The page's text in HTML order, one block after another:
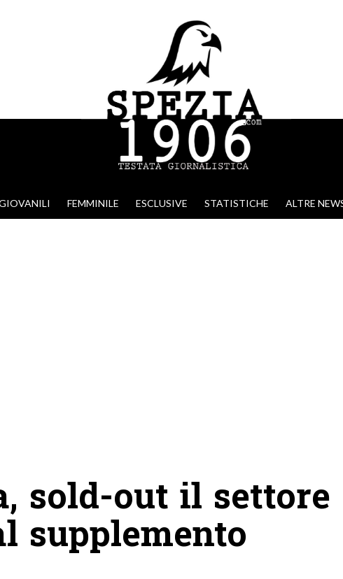
FEMMINILE ESCLUSIVE STATISTICHE ALTRE
sold-out il settore
supplemento